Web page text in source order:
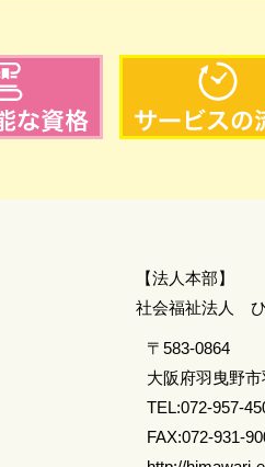
【法人本部】
社会福祉法人
〒583-0864
大阪府羽曳野
TEL:072-957-
FAX:072-931-